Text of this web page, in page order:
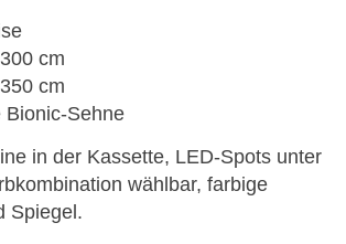
cm
cm
Bionic-Sehne
in der Kassette, LED-Spots unter
wählbar, farbige
Spiegel.